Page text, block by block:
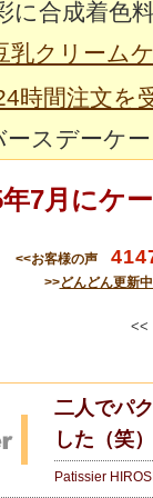
に合成着色
乳クリーム
時間注文を
ースデーケ
7月にケ
<<お客様の声
>>どんどん更新
<<
二人でパ
した（笑
Patissier